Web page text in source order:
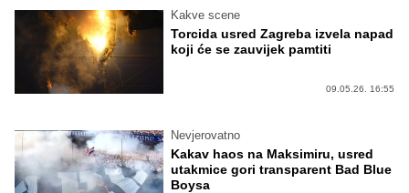
Kakve scene
Torcida usred Zagreba izvela napad
koji će se zauvijek pamtiti
09.05.26. 16:55
Nevjerovatno
Kakav haos na Maksimiru, usred
utakmice gori transparent Bad Blue
Boysa